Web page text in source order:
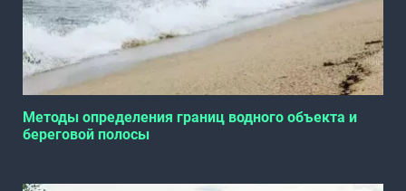
Методы определения границ водного объекта и
береговой полосы